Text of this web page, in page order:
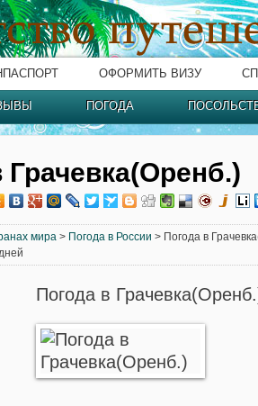
ОФОРМИТЬ ВИЗУ
ПОГОДА
Грачевка(Оренб.)
мира > Погода в России > Погода в
Погода в